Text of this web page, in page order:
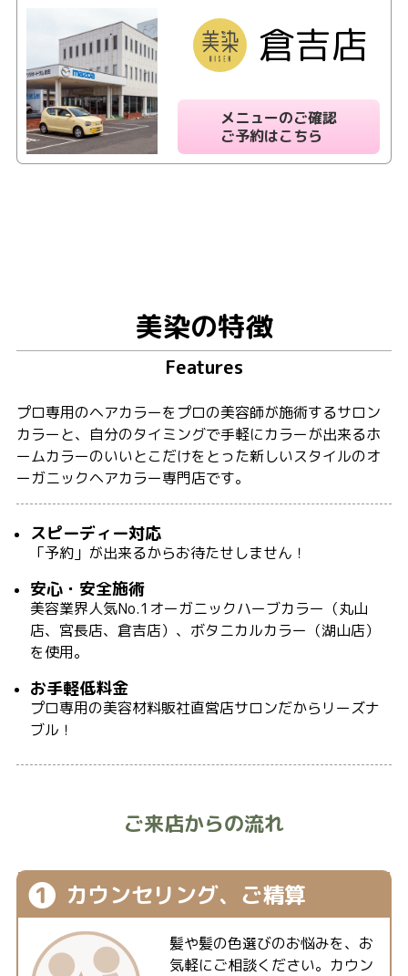
倉吉店
メニューのご確認
ご予約はこちら
美染の特徴
Features
プロ専用のヘアカラーをプロの美容師が施術するサロン
カラーと、自分のタイミングで手軽にカラーが出来るホ
ームカラーのいいとこだけをとった新しいスタイルのオ
ーガニックヘアカラー専門店です。
スピーディー対応
「予約」が出来るからお待たせしません！
安心・安全施術
美容業界人気No.1オーガニックハーブカラー（丸山
店、宮長店、倉吉店）、ボタニカルカラー（湖山店）
を使用。
お手軽低料金
プロ専用の美容材料販社直営店サロンだからリーズナ
ブル！
ご来店からの流れ
❶ カウンセリング、 ご精算
髪や髪の色選びのお悩みを、お
気軽にご相談ください。カウン